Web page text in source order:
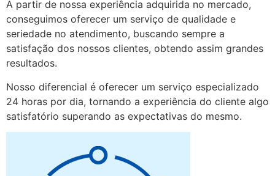
A partir de nossa experiência adquirida no mercado,
conseguimos oferecer um serviço de qualidade e
seriedade no atendimento, buscando sempre a
satisfação dos nossos clientes, obtendo assim grandes
resultados.
Nosso diferencial é oferecer um serviço especializado
24 horas por dia, tornando a experiência do cliente algo
satisfatório superando as expectativas do mesmo.